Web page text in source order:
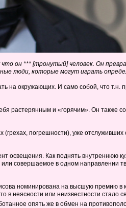
он *** [тронутый] человек. Он
люди, которые могут играть
на окружающих. И само собой, что т.н.
растерянным и «горячим». Он также
(грехах, погрешности), уже
освещения. Как поднять внутреннюю
совершаемое в одном направлении
номинирована на высшую премию в
в неясности или неизвестности стало
опять же в обмен на